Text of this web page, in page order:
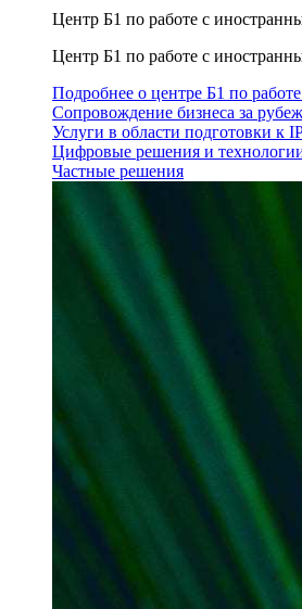
Центр Б1 по работе с
Центр Б1 по работе с
Подробнее о центре Б1 по
Сопровождение бизнеса за
Услуги в области подготовки к
Цифровые решения и
Частные решения